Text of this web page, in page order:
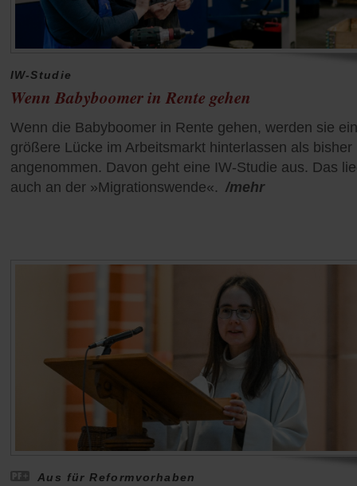
IW-Studie
Wenn Babyboomer in Rente gehen
Wenn die Babyboomer in Rente gehen, werden sie
größere Lücke im Arbeitsmarkt hinterlassen als bisher
angenommen. Davon geht eine IW-Studie aus. Das
auch an der »Migrationswende«. /mehr
Aus für Reformvorhaben